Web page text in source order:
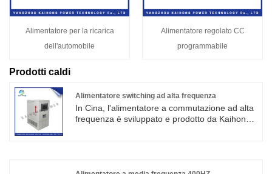
Alimentatore per la ricarica
dell'automobile
Alimentatore regolato CC
programmabile
Prodotti caldi
Alimentatore switching ad alta frequenza
In Cina, l'alimentatore a commutazione ad alta
frequenza è sviluppato e prodotto da Kaihong,